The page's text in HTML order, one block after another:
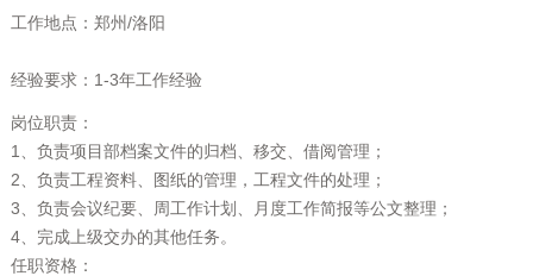
工作地点：郑州/洛阳
经验要求：1-3年工作经验
岗位职责：
1、负责项目部档案文件的归档、移交、借阅管理；
2、负责工程资料、图纸的管理，工程文件的处理；
3、负责会议纪要、周工作计划、月度工作简报等公文整理；
4、完成上级交办的其他任务。
任职资格：